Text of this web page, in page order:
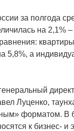
за полгода
на 2,1%
5,8%, а
Луценко,
форматом. В
к бизнес- и